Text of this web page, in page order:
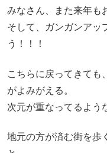
みなさん、また来年も
そして、ガンガンアッ
う！！！
こちらに戻ってきても
がよみがえる。
次元が重なってるよう
地元の方が済む街を歩